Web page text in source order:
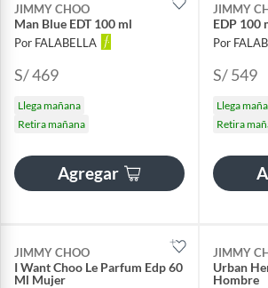
JIMMY CHOO
Man Blue EDT 100 ml
Por FALABELLA
S/ 469
Llega mañana
Retira mañana
Agregar
JIMMY
EDP 100
Por
S/ 549
Llega
Retira
JIMMY CHOO
I Want Choo Le Parfum Edp 60
Ml Mujer
JIMMY
Urban
Hombre